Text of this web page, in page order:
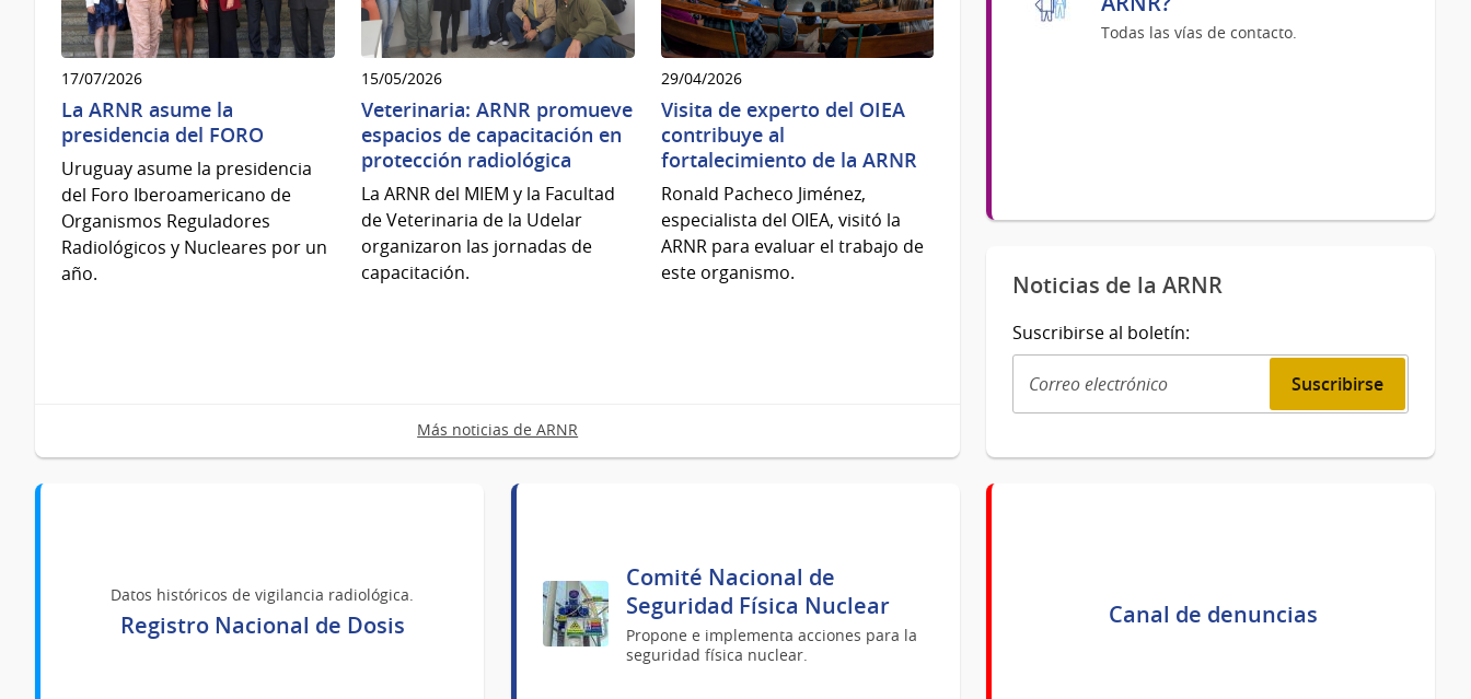
17/07/2026
La ARNR asume la
presidencia del FORO
Uruguay asume la presidencia
del Foro Iberoamericano de
Organismos Reguladores
Radiológicos y Nucleares por un
año.
15/05/2026
Veterinaria: ARNR promueve
espacios de capacitación en
protección radiológica
La ARNR del MIEM y la Facultad
de Veterinaria de la Udelar
organizaron las jornadas de
capacitación.
29/04/2026
Visita de experto del OIEA
contribuye al
fortalecimiento de la ARNR
Ronald Pacheco Jiménez,
especialista del OIEA, visitó la
ARNR para evaluar el trabajo de
este organismo.
Más noticias de ARNR
Todas las vías de contacto.
Noticias de la ARNR
Suscribirse al boletín:
Suscribirse
Registro Nacional de Dosis
Datos históricos de vigilancia radiológica.
Comité Nacional de
Seguridad Física Nuclear
Propone e implementa acciones para la
seguridad física nuclear.
Canal de denuncias